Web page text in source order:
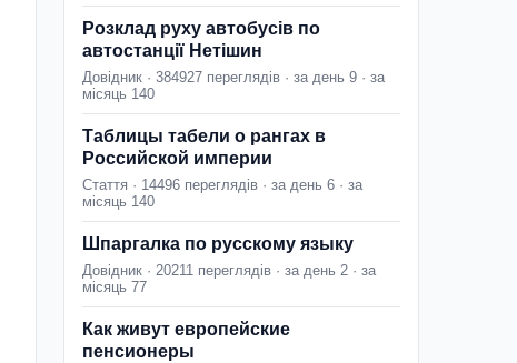
Розклад руху автобусів по
автостанції Нетішин
Довідник · 384927 переглядів · за день 9 · за
місяць 140
Таблицы табели о рангах в
Российской империи
Стаття · 14496 переглядів · за день 6 · за
місяць 140
Шпаргалка по русскому языку
Довідник · 20211 переглядів · за день 2 · за
місяць 77
Как живут европейские
пенсионеры